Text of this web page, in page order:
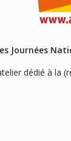
Journées
dédié à